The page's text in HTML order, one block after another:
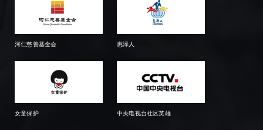
河仁慈善基金会 惠泽人
女童保护 中央电视台社区英雄